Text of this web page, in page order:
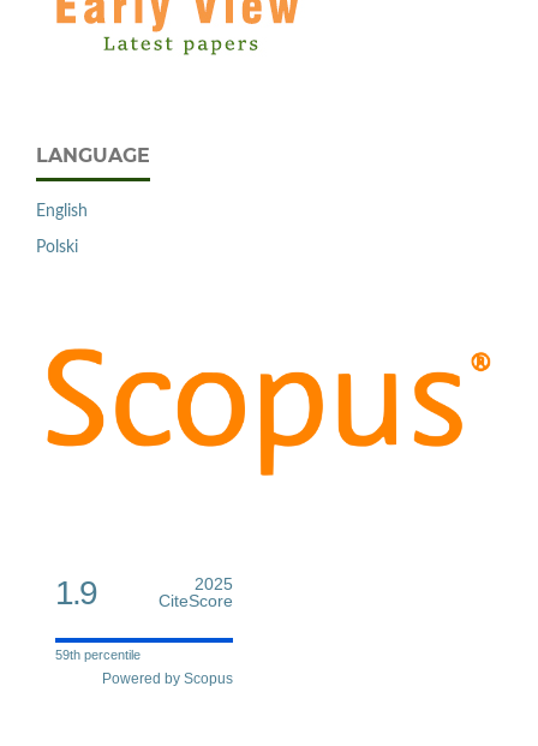
LANGUAGE
English
Polski
1.9
2025
CiteScore
59th percentile
Powered by Scopus